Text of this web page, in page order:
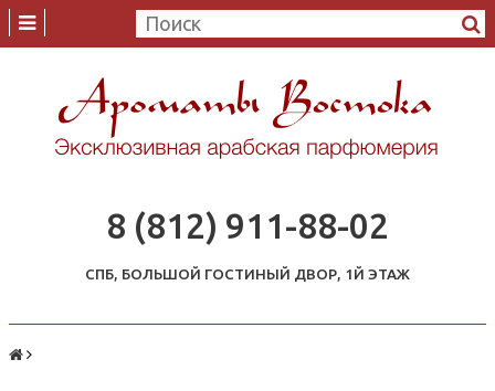
8 (812) 911-88-02
СПБ, БОЛЬШОЙ ГОСТИНЫЙ ДВОР, 1Й ЭТАЖ